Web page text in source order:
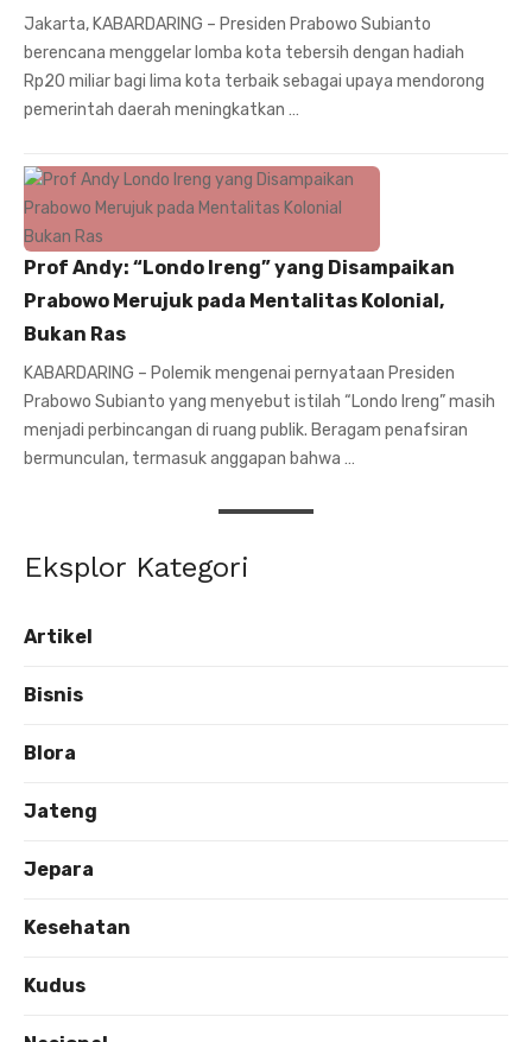
Jakarta, KABARDARING – Presiden Prabowo Subianto
berencana menggelar lomba kota tebersih dengan hadiah
Rp20 miliar bagi lima kota terbaik sebagai upaya mendorong
pemerintah daerah meningkatkan …
Prof Andy: “Londo Ireng” yang Disampaikan
Prabowo Merujuk pada Mentalitas Kolonial,
Bukan Ras
KABARDARING – Polemik mengenai pernyataan Presiden
Prabowo Subianto yang menyebut istilah “Londo Ireng” masih
menjadi perbincangan di ruang publik. Beragam penafsiran
bermunculan, termasuk anggapan bahwa …
Eksplor Kategori
Artikel
Bisnis
Blora
Jateng
Jepara
Kesehatan
Kudus